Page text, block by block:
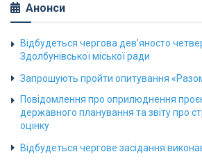
Анонси
Відбудеться чергова дев’яносто
Здолбунівської міської ради
Запрошують пройти опитування
Повідомлення про оприлюднення
державного планування та звіту про
оцінку
Відбудеться чергове засідання